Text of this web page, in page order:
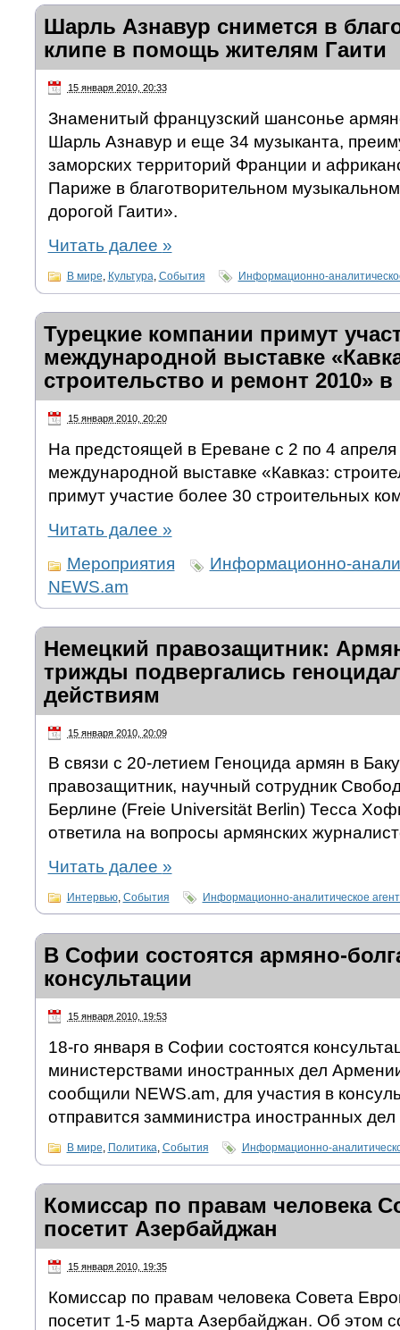
Шарль Азнавур снимется в
клипе в помощь жителям Гаити
15 января 2010, 20:33
Знаменитый французский шансонье
Шарль Азнавур и еще 34 музыканта,
заморских территорий Франции и
Париже в благотворительном
дорогой Гаити».
Читать далее »
В мире, Культура, События Информационно-
Турецкие компании примут
международной выставке
строительство и ремонт 2010»
15 января 2010, 20:20
На предстоящей в Ереване с 2 по 4 апреля
международной выставке «Кавказ:
примут участие более 30 строительных
Читать далее »
Мероприятия
Информационно-
NEWS.am
Немецкий правозащитник:
трижды подвергались
действиям
15 января 2010, 20:09
В связи с 20-летием Геноцида армян в
правозащитник, научный сотрудник
Берлине (Freie Universität Berlin) Тесса
ответила на вопросы армянских
Читать далее »
Интервью, События Информационно-аналитическое
В Софии состоятся армяно-
консультации
15 января 2010, 19:53
18-го января в Софии состоятся
министерствами иностранных дел
сообщили NEWS.am, для участия в
отправится замминистра иностранных
В мире, Политика, События Информационно-
Комиссар по правам человека
посетит Азербайджан
15 января 2010, 19:35
Комиссар по правам человека Совета
посетит 1-5 марта Азербайджан. Об этом